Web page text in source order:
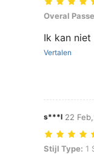
Overal
Overal
Ik kan
Vertalen
s***l 22
Stijl Type: 1
Stijl Type: 1